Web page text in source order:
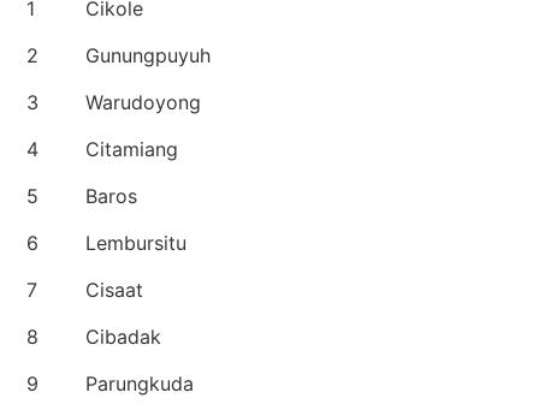
1
Cikole
2
Gunungpuyuh
3
Warudoyong
4
Citamiang
5
Baros
6
Lembursitu
7
Cisaat
8
Cibadak
9
Parungkuda